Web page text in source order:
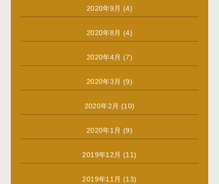
2020年9月 (4)
2020年8月 (4)
2020年4月 (7)
2020年3月 (9)
2020年2月 (10)
2020年1月 (9)
2019年12月 (11)
2019年11月 (13)